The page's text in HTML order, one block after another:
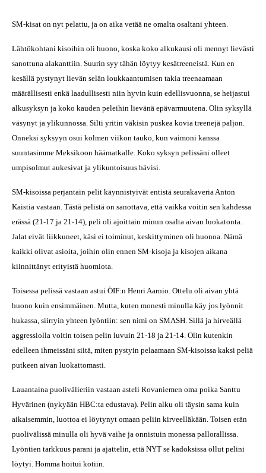
SM-kisat on nyt pelattu, ja on aika vetää ne omalta osaltani yhteen.
Lähtökohtani kisoihin oli huono, koska koko alkukausi oli mennyt lievästi
sanottuna alakanttiin. Suurin syy tähän löytyy kesätreeneistä. Kun en
kesällä pystynyt lievän selän loukkaantumisen takia treenaamaan
määrällisesti enkä laadullisesti niin hyvin kuin edellisvuonna, se heijastui
alkusyksyn ja koko kauden peleihin lievänä epävarmuutena. Olin syksyllä
väsynyt ja ylikunnossa. Silti yritin väkisin puskea kovia treenejä paljon.
Onneksi syksyyn osui kolmen viikon tauko, kun vaimoni kanssa
suuntasimme Meksikoon häämatkalle. Koko syksyn pelissäni olleet
umpisolmut aukesivat ja ylikuntoisuus hävisi.
SM-kisoissa perjantain pelit käynnistyivät entistä seurakaveria Anton
Kaistia vastaan. Tästä pelistä on sanottava, että vaikka voitin sen kahdessa
erässä (21-17 ja 21-14), peli oli ajoittain minun osalta aivan luokatonta.
Jalat eivät liikkuneet, käsi ei toiminut, keskittyminen oli huonoa. Nämä
kaikki olivat asioita, joihin olin ennen SM-kisoja ja kisojen aikana
kiinnittänyt erityistä huomiota.
Toisessa pelissä vastaan astui ÖIF:n Henri Aarnio. Ottelu oli aivan yhtä
huono kuin ensimmäinen. Mutta, kuten monesti minulla käy jos lyönnit
hukassa, siirryin yhteen lyöntiin: sen nimi on SMASH. Sillä ja hirveällä
aggressiolla voitin toisen pelin luvuin 21-18 ja 21-14. Olin kutenkin
edelleen ihmeissäni siitä, miten pystyin pelaamaan SM-kisoissa kaksi peliä
putkeen aivan luokattomasti.
Lauantaina puolivälieriin vastaan asteli Rovaniemen oma poika Santtu
Hyvärinen (nykyään HBC:ta edustava). Pelin alku oli täysin sama kuin
aikaisemmin, luottoa ei löytynyt omaan peliin kirveelläkään. Toisen erän
puolivälissä minulla oli hyvä vaihe ja onnistuin monessa pallorallissa.
Lyöntien tarkkuus parani ja ajattelin, että NYT se kadoksissa ollut pelini
löytyi. Homma hoitui kotiin.